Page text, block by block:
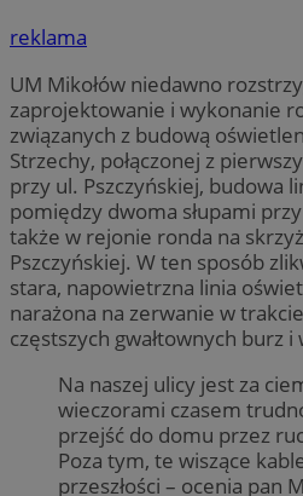
reklama
UM Mikołów niedawno
zaprojektowanie i wykonanie
związanych z budową
Strzechy, połączonej z
przy ul. Pszczyńskiej, budowa
pomiędzy dwoma słupami
także w rejonie ronda na
Pszczyńskiej. W ten sposób
stara, napowietrzna linia
narażona na zerwanie w
częstszych gwałtownych burz i
Na naszej ulicy jest za
wieczorami czasem
przejść do domu przez
Poza tym, te wiszące
przeszłości – ocenia pan